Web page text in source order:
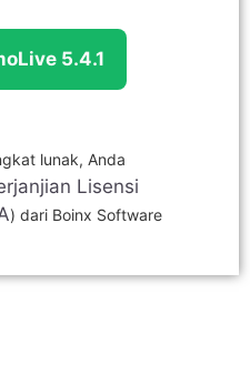
5.4.1
lunak, Anda
Lisensi
) dari Boinx Software